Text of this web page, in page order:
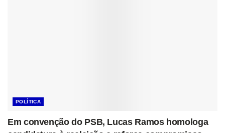
POLÍTICA
Em convenção do PSB, Lucas Ramos homologa